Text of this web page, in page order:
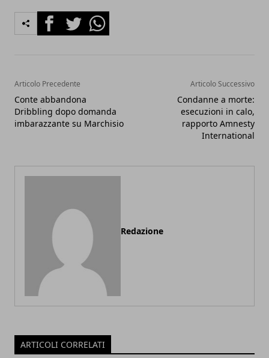
FacebookTwitterWhatsapp
Articolo Precedente
Conte abbandona
Dribbling dopo domanda
imbarazzante su Marchisio
Articolo Successivo
Condanne a morte:
esecuzioni in calo,
rapporto Amnesty
International
Redazione
ARTICOLI CORRELATI